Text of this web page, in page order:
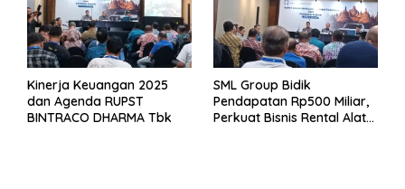
Kinerja Keuangan 2025
dan Agenda RUPST
BINTRACO DHARMA Tbk
SML Group Bidik
Pendapatan Rp500 Miliar,
Perkuat Bisnis Rental Alat